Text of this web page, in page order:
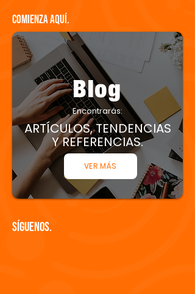
Comienza aquí.
Blog
Encontrarás:
ARTÍCULOS, TENDENCIAS
Y REFERENCIAS.
VER MÁS
Síguenos.